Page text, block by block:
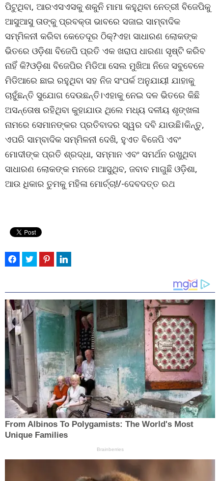
ପିଟୁଥିବା, ଆରଏସଏସକୁ ଶକୁନି ମାମା କହୁଥିବା ନେତ୍ରୀ ବିଜେପିକୁ
ଆସୁଆସୁ ତାଙ୍କୁ ପ୍ରବକ୍ତା ଭାବରେ ସଜାଇ ସାମ୍ବାଦିକ
ସମ୍ମିଳନୀ କରିବା କେତେଦୂର ଠିକ୍?ଏହା ସାଧାରଣ ଲୋକଙ୍କ
ଭିତରେ ଓଡ଼ିଶା ବିଜେପି ପ୍ରତି ଏକ ଖରାପ ଧାରଣା ସୃଷ୍ଟି କରିବ
ନାହିଁ କି?ଓଡ଼ିଶା ବିଜେପିର ମିଡିଆ ସେଲ ମୁଖିଆ ନିଜେ ସବୁବେଳେ
ମିଡିଆରେ ଛାଇ ରହୁଥିବା ସହ ନିଜ ସଂପର୍କ ଅନୁଯାୟୀ ଯାହାକୁ
ଚାହୁଁଛନ୍ତି ସୁଯୋଗ ଦେଉଛନ୍ତି।ଏହାକୁ ନେଇ ଦଳ ଭିତରେ କିଛି
ଅସନ୍ତୋଷ ରହିଥିବା କୁହାଯାଉ ଥିଲେ ମଧ୍ୟ ଦଳୀୟ ଶୃଙ୍ଖଳା
ନାମରେ ସେମାନଙ୍କର ପ୍ରତିବାଦର ସ୍ୱର ଦବି ଯାଉଛି।କିନ୍ତୁ,
ଏପରି ସାମ୍ବାଦିକ ସମ୍ମିଳନୀ ଦେଖି, ହୁଏତ ବିଜେପି ଏବଂ
ମୋଦୀଙ୍କ ପ୍ରତି ଶ୍ରଦ୍ଧା, ସମ୍ମାନ ଏବଂ ସମର୍ଥନ ରଖୁଥିବା
ସାଧାରଣ ଲୋକଙ୍କ ମନରେ ଆସୁଥିବ, ଜବାବ ମାଗୁଛି ଓଡ଼ିଶା,
ଆଉ ଧିକାର ତୁମକୁ ମହିଳା ମୋର୍ଚ୍ଚା!/-ଦେବଦତ୍ତ ରଥ